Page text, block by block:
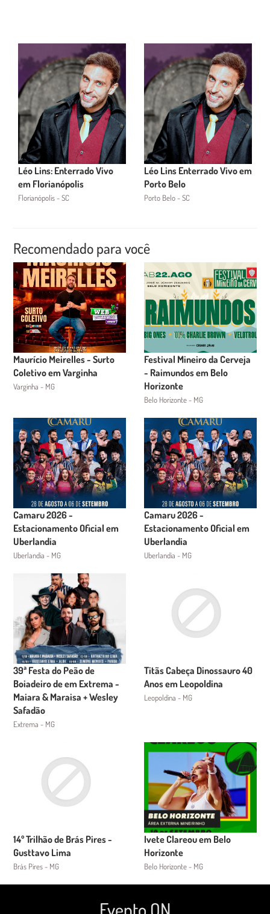
Léo Lins: Enterrado Vivo
em Florianópolis
Florianópolis - SC
Léo Lins Enterrado Vivo em
Porto Belo
Porto Belo - SC
Recomendado para você
Maurício Meirelles - Surto
Coletivo em Varginha
Varginha - MG
Festival Mineiro da Cerveja
- Raimundos em Belo
Horizonte
Belo Horizonte - MG
Camaru 2026 -
Estacionamento Oficial em
Uberlandia
Uberlandia - MG
Camaru 2026 -
Estacionamento Oficial em
Uberlandia
Uberlandia - MG
39ª Festa do Peão de
Boiadeiro de em Extrema -
Maiara & Maraisa + Wesley
Safadão
Extrema - MG
Titãs Cabeça Dinossauro 40
Anos em Leopoldina
Leopoldina - MG
14º Trilhão de Brás Pires -
Gusttavo Lima
Brás Pires - MG
Ivete Clareou em Belo
Horizonte
Belo Horizonte - MG
Evento ON